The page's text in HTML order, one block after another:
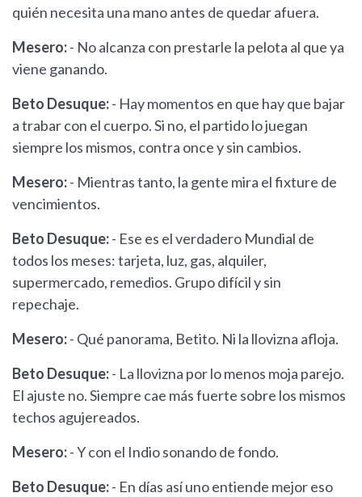
quién necesita una mano antes de quedar afuera.
Mesero:- No alcanza con prestarle la pelota al que ya
viene ganando.
Beto Desuque:- Hay momentos en que hay que bajar
a trabar con el cuerpo. Si no, el partido lo juegan
siempre los mismos, contra once y sin cambios.
Mesero:- Mientras tanto, la gente mira el fixture de
vencimientos.
Beto Desuque:- Ese es el verdadero Mundial de
todos los meses: tarjeta, luz, gas, alquiler,
supermercado, remedios. Grupo difícil y sin
repechaje.
Mesero:- Qué panorama, Betito. Ni la llovizna afloja.
Beto Desuque:- La llovizna por lo menos moja parejo.
El ajuste no. Siempre cae más fuerte sobre los mismos
techos agujereados.
Mesero:- Y con el Indio sonando de fondo.
Beto Desuque:- En días así uno entiende mejor eso